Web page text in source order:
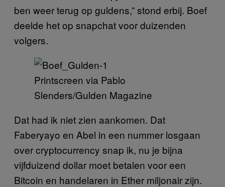
ben weer terug op guldens,” stond erbij. Boef
deelde het op snapchat voor duizenden
volgers.
Printscreen via Pablo
Slenders/Gulden Magazine
Dat had ik niet zien aankomen. Dat
Faberyayo en Abel in een nummer losgaan
over cryptocurrency snap ik, nu je bijna
vijfduizend dollar moet betalen voor een
Bitcoin en handelaren in Ether miljonair zijn.